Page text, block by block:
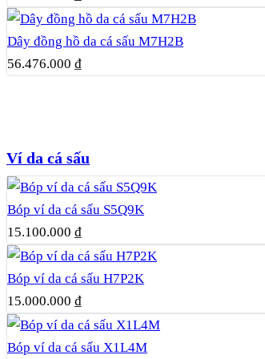
Dây đồng hồ da cá sấu M7H2B
56.476.000 ₫
Ví da cá sấu
Bóp ví da cá sấu S5Q9K
15.100.000 ₫
Bóp ví da cá sấu H7P2K
15.000.000 ₫
Bóp ví da cá sấu X1L4M